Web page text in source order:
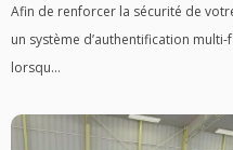
Afin de renforcer la sécurité de
un système d’authentification
lorsqu...